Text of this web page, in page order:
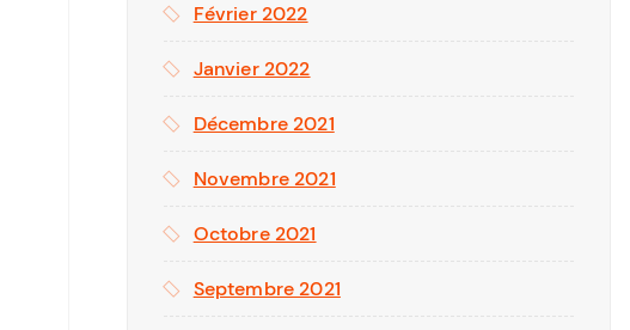
Février 2022
Janvier 2022
Décembre 2021
Novembre 2021
Octobre 2021
Septembre 2021